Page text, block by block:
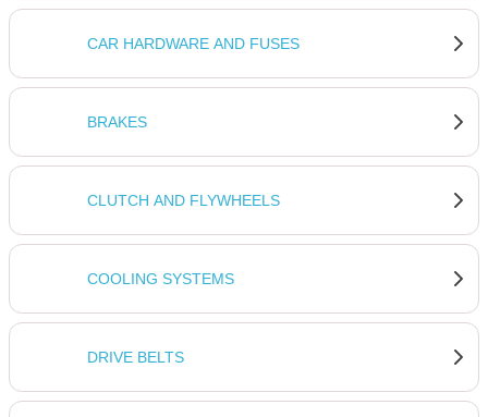
CAR HARDWARE AND FUSES
BRAKES
CLUTCH AND FLYWHEELS
COOLING SYSTEMS
DRIVE BELTS